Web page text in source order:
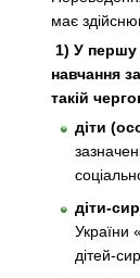
має
1) У першу
навчання
такій
діти
діти-
України
дітей-